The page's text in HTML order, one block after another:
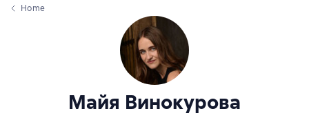
Home
Майя Винокурова